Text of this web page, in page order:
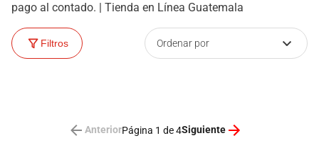
pago al contado. | Tienda en Línea Guatemala
Filtros Ordenar por
AnteriorPágina 1 de 4Siguiente